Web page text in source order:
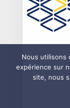
Nous utilisons
expérience sur
site, nous